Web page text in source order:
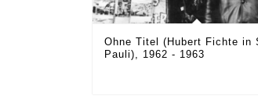
Ohne Titel (Hubert Fichte in
Pauli), 1962 - 1963